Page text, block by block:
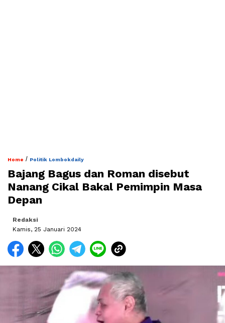
Home / Politik Lombokdaily
Bajang Bagus dan Roman disebut
Nanang Cikal Bakal Pemimpin Masa
Depan
Redaksi
Kamis, 25 Januari 2024